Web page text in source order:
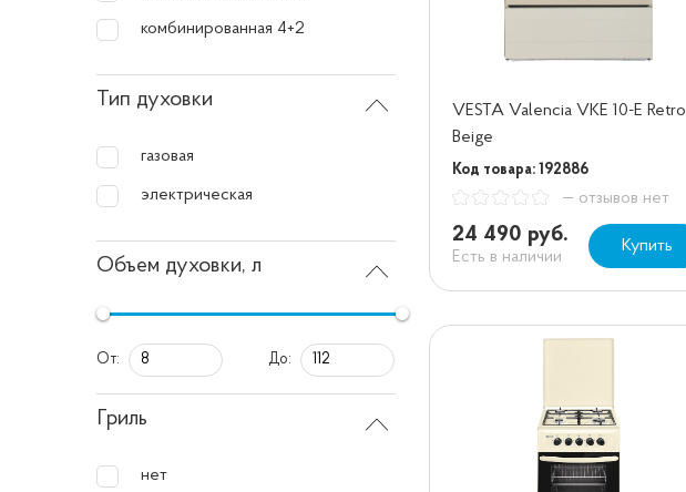
комбинированная 4+2
Тип духовки
газовая
электрическая
Объем духовки, л
От: До:
Гриль
нет
VESTA Valencia VKE 10-E Retro
Beige
Код товара: 192886
— отзывов нет
24 490 руб.
Есть в наличии
Купить